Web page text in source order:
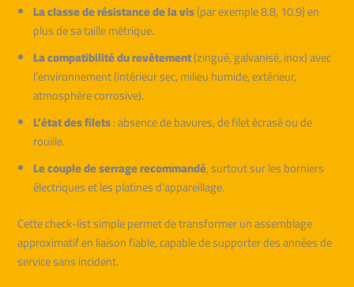
La classe de résistance de la vis(par exemple 8.8, 10.9) en
plus de sa taille métrique.
La compatibilité du revêtement(zingué, galvanisé, inox) avec
l’environnement (intérieur sec, milieu humide, extérieur,
atmosphère corrosive).
L’état des filets: absence de bavures, de filet écrasé ou de
rouille.
Le couple de serrage recommandé, surtout sur les borniers
électriques et les platines d’appareillage.
Cette check-list simple permet de transformer un assemblage
approximatif en liaison fiable, capable de supporter des années de
service sans incident.